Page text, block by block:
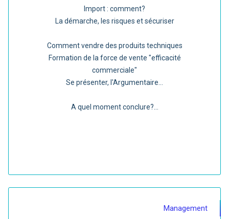
Import : comment?
La démarche, les risques et sécuriser
Comment vendre des produits techniques
Formation de la force de vente "efficacité
commerciale"
Se présenter, l'Argumentaire...
A quel moment conclure?...
Management